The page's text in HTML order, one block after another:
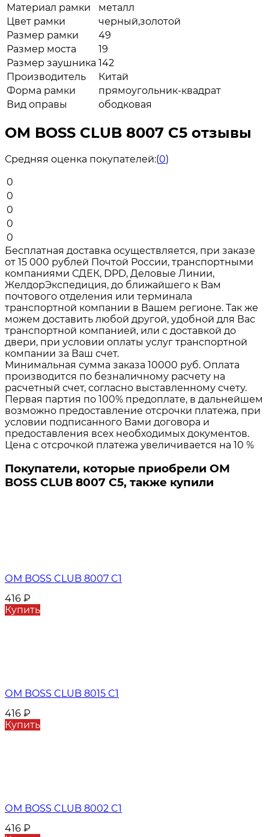
Материал рамки
металл
Цвет рамки
черный,золотой
Размер рамки
49
Размер моста
19
Размер заушника 142
Производитель
Китай
Форма рамки
прямоугольник-квадрат
Вид оправы
ободковая
ОМ BOSS CLUB 8007 C5 отзывы
Средняя оценка покупателей:(0)
0
0
0
0
0
Бесплатная доставка осуществляется, при заказе
от 15 000 рублей Почтой России, транспортными
компаниями СДЕК, DPD, Деловые Линии,
ЖелдорЭкспедиция, до ближайшего к Вам
почтового отделения или терминала
транспортной компании в Вашем регионе. Так же
можем доставить любой другой, удобной для Вас
транспортной компанией, или с доставкой до
двери, при условии оплаты услуг транспортной
компании за Ваш счет.
Минимальная сумма заказа 10000 руб. Оплата
производится по безналичному расчету на
расчетный счет, согласно выставленному счету.
Первая партия по 100% предоплате, в дальнейшем
возможно предоставление отсрочки платежа, при
условии подписанного Вами договора и
предоставления всех необходимых документов.
Цена с отсрочкой платежа увеличивается на 10 %
Покупатели, которые приобрели ОМ
BOSS CLUB 8007 C5, также купили
ОМ BOSS CLUB 8007 C1
416 ₽
Купить
ОМ BOSS CLUB 8015 C1
416 ₽
Купить
ОМ BOSS CLUB 8002 C1
416 ₽